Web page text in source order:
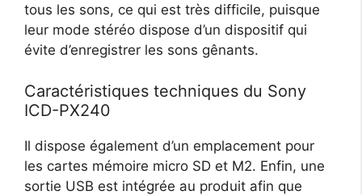
tous les sons, ce qui est très difficile, puisque
leur mode stéréo dispose d’un dispositif qui
évite d’enregistrer les sons gênants.
Caractéristiques techniques du Sony
ICD-PX240
Il dispose également d’un emplacement pour
les cartes mémoire micro SD et M2. Enfin, une
sortie USB est intégrée au produit afin que